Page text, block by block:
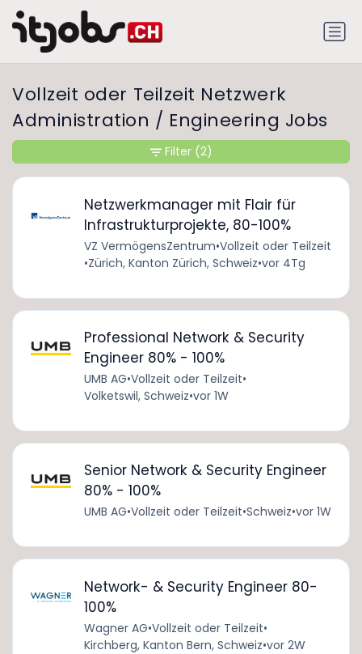
Vollzeit oder Teilzeit Netzwerk
Administration / Engineering Jobs
Netzwerkmanager mit Flair für
Infrastrukturprojekte, 80-100%
VZ VermögensZentrum•Vollzeit oder Teilzeit
•Zürich, Kanton Zürich, Schweiz•vor 4Tg
Professional Network & Security
Engineer 80% - 100%
UMB AG•Vollzeit oder Teilzeit•
Volketswil, Schweiz•vor 1W
Senior Network & Security Engineer
80% - 100%
UMB AG•Vollzeit oder Teilzeit•Schweiz•vor 1W
Network- & Security Engineer 80-
100%
Wagner AG•Vollzeit oder Teilzeit•
Kirchberg, Kanton Bern, Schweiz•vor 2W
Filter (2)